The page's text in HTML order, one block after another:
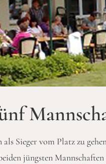
Sieger vom Platz zu
jüngsten